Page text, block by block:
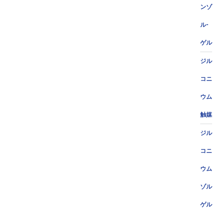
ンゾ
ル-
ゲル
ジル
コニ
ウム
触媒
ジル
コニ
ウム
ゾル
ゲル